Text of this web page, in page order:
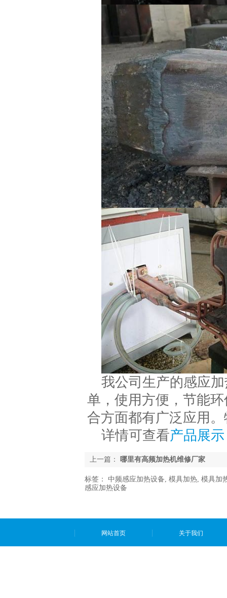
我公司生产的感应
单，使用方便，节能
合方面都有广泛应用
详情可查看产品展示
上一篇： 哪里有高频加热机维修厂家
标签： 中频感应加热设备, 模具加热, 模具加
感应加热设备
网站首页 关于我们